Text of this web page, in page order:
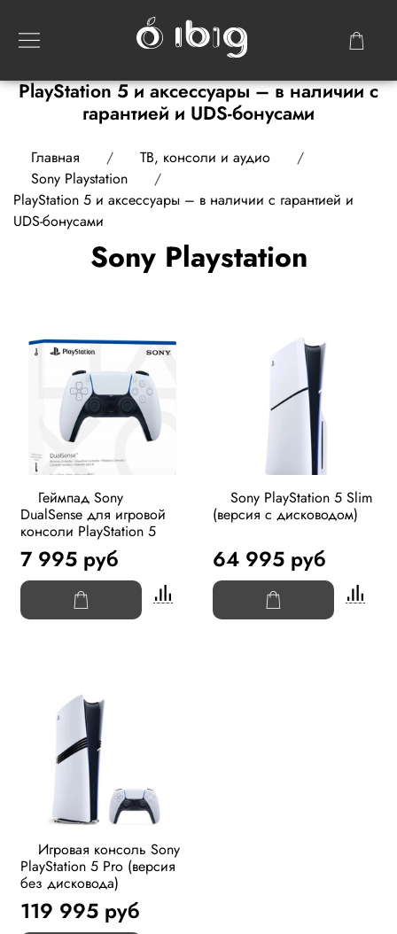
PlayStation 5 и аксессуары – в наличии с
гарантией и UDS-бонусами
Главная
ТВ, консоли и аудио
Sony Playstation
PlayStation 5 и аксессуары – в наличии с гарантией и
UDS-бонусами
Sony Playstation
Геймпад Sony
DualSense для игровой
консоли PlayStation 5
7 995 руб
Sony PlayStation 5 Slim
(версия с дисководом)
64 995 руб
Игровая консоль Sony
PlayStation 5 Pro (версия
без дисковода)
119 995 руб